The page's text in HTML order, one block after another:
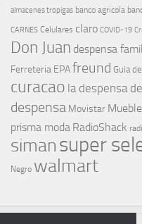
almacenes tropigas banco agricola
CARNES Celulares claro COVID-19
Don Juan despensa
Ferreteria EPAfreund Guia
curacao la despensa
despensa Movistar
prisma moda RadioShack
simansuper
Negro walmart